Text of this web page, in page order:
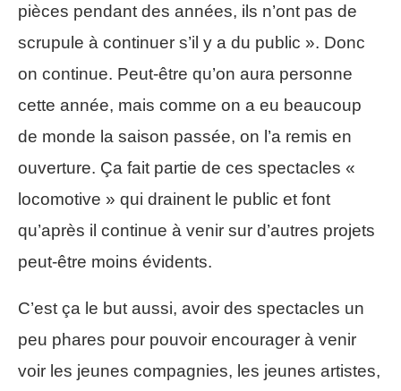
pièces pendant des années, ils n’ont pas de
scrupule à continuer s’il y a du public ». Donc
on continue. Peut-être qu’on aura personne
cette année, mais comme on a eu beaucoup
de monde la saison passée, on l’a remis en
ouverture. Ça fait partie de ces spectacles «
locomotive » qui drainent le public et font
qu’après il continue à venir sur d’autres projets
peut-être moins évidents.
C’est ça le but aussi, avoir des spectacles un
peu phares pour pouvoir encourager à venir
voir les jeunes compagnies, les jeunes artistes,